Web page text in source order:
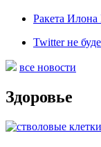
Ракета
Twitter не
все новости
Здоровье